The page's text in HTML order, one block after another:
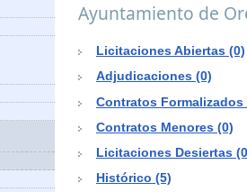
Ayuntamiento de
Licitaciones Abiertas (0)
Adjudicaciones (0)
Contratos Formalizados
Contratos Menores (0)
Licitaciones Desiertas
Histórico (5)